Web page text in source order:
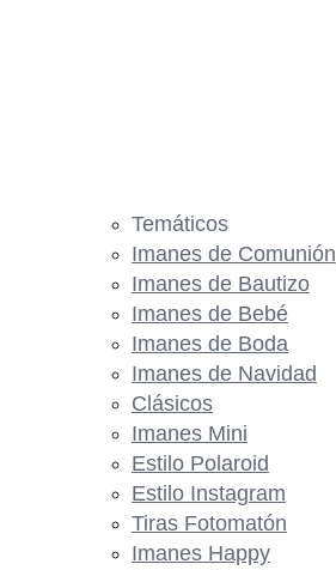
Temáticos
Imanes de Comunión
Imanes de Bautizo
Imanes de Bebé
Imanes de Boda
Imanes de Navidad
Clásicos
Imanes Mini
Estilo Polaroid
Estilo Instagram
Tiras Fotomatón
Imanes Happy